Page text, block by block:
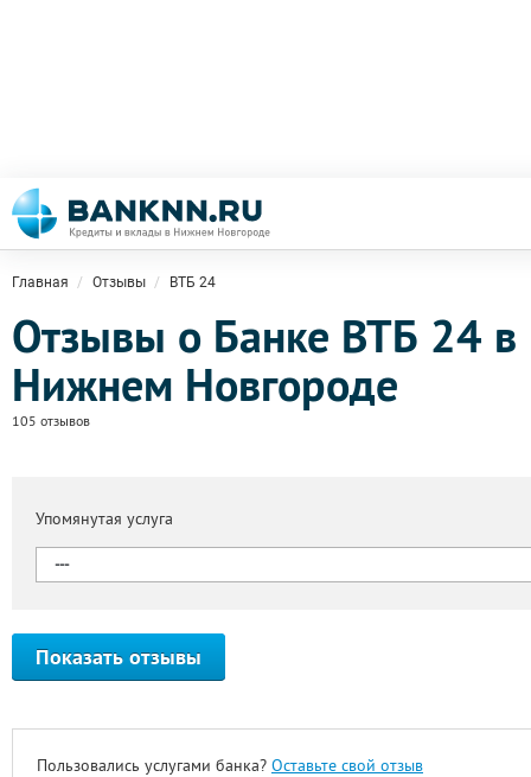
Главная Отзывы ВТБ 24
Отзывы о Банке ВТБ 24 в
Нижнем Новгороде
105 отзывов
Упомянутая услуга
Показать отзывы
Пользовались услугами банка? Оставьте свой отзыв